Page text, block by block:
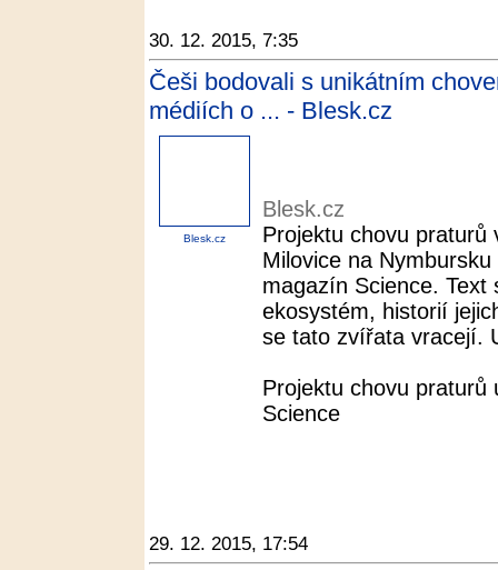
30. 12. 2015, 7:35
Češi bodovali s unikátním
médiích o ... - Blesk.cz
Blesk.cz
Blesk.cz
Projektu chovu praturů
Milovice na
magazín Science.
ekosystém, historií
se tato zvířata vracejí.
Projektu chovu praturů
Science
29. 12. 2015, 17:54